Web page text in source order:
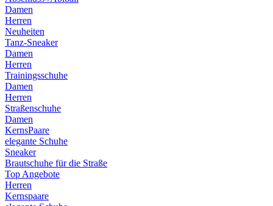
Damen
Herren
Neuheiten
Tanz-Sneaker
Damen
Herren
Trainingsschuhe
Damen
Herren
Straßenschuhe
Damen
KernsPaare
elegante Schuhe
Sneaker
Brautschuhe für die Straße
Top Angebote
Herren
Kernspaare